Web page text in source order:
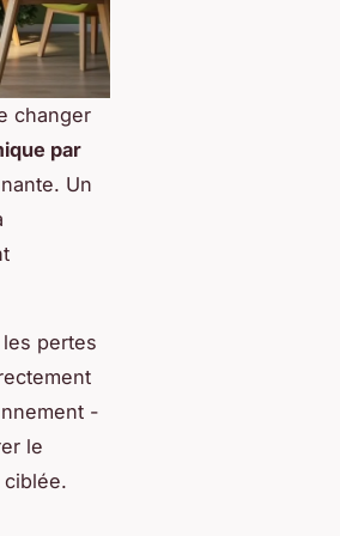
changer
par
Un
pertes
-
le